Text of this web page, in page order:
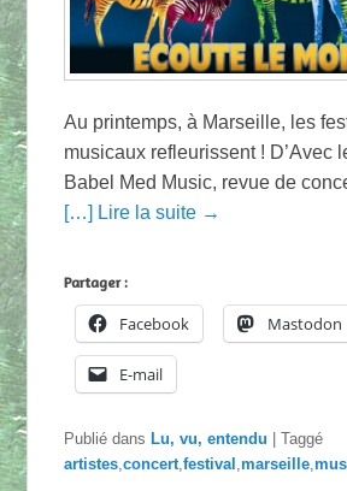
Au printemps, à Marseille, les
musicaux refleurissent ! D’Avec
Babel Med Music, revue de
[…] Lire la suite →
Partager :
Facebook Mastodon
E-mail
Publié dans Lu, vu, entendu |Taggé
artistes,concert,festival ,marseille,